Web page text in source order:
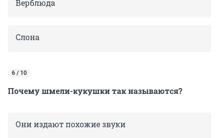
Верблюда
Слона
6 / 10
Почему шмели-кукушки так называются?
Они издают похожие звуки